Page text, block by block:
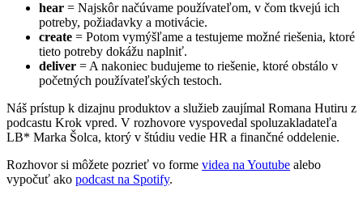
hear = Najskôr načúvame používateľom, v čom tkvejú ich
potreby, požiadavky a motivácie.
create = Potom vymýšľame a testujeme možné riešenia, ktoré
tieto potreby dokážu naplniť.
deliver = A nakoniec budujeme to riešenie, ktoré obstálo v
početných používateľských testoch.
Náš prístup k dizajnu produktov a služieb zaujímal Romana Hutiru z
podcastu Krok vpred. V rozhovore vyspovedal spoluzakladateľa
LB* Marka Šolca, ktorý v štúdiu vedie HR a finančné oddelenie.
Rozhovor si môžete pozrieť vo forme videa na Youtube alebo
vypočuť ako podcast na Spotify.